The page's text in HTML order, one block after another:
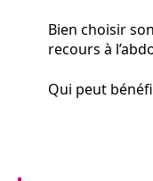
Bien choisir
recours à
Qui peut